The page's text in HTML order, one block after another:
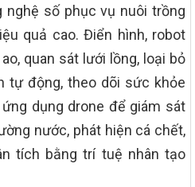
nghệ số phục vụ nuôi trồng
quả cao. Điển hình, robot
quan sát lưới lồng, loại bỏ
tự động, theo dõi sức khỏe
dụng drone để giám sát
nước, phát hiện cá chết,
tích bằng trí tuệ nhân tạo